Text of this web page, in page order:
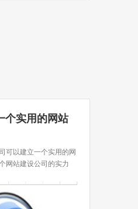
个实用的网站
可以建立一个实用的网
网站建设公司的实力